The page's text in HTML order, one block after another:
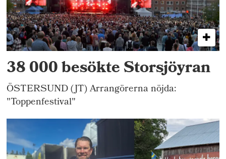
38 000 besökte Storsjöyran
ÖSTERSUND (JT) Arrangörerna nöjda:
"Toppenfestival"